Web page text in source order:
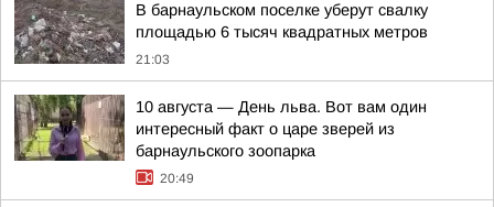
В барнаульском поселке уберут свалку
площадью 6 тысяч квадратных метров
21:03
10 августа — День льва. Вот вам один
интересный факт о царе зверей из
барнаульского зоопарка
20:49